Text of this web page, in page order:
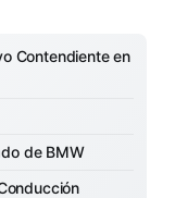
Contendiente en
de BMW